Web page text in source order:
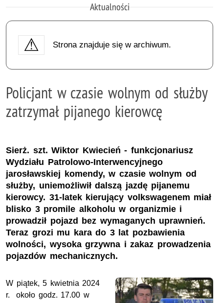
Aktualności
Strona znajduje się w archiwum.
Policjant w czasie wolnym od służby
zatrzymał pijanego kierowcę
Sierż. szt. Wiktor Kwiecień - funkcjonariusz
Wydziału Patrolowo-Interwencyjnego
jarosławskiej komendy, w czasie wolnym od
służby, uniemożliwił dalszą jazdę pijanemu
kierowcy. 31-latek kierujący volkswagenem miał
blisko 3 promile alkoholu w organizmie i
prowadził pojazd bez wymaganych uprawnień.
Teraz grozi mu kara do 3 lat pozbawienia
wolności, wysoka grzywna i zakaz prowadzenia
pojazdów mechanicznych.
W piątek, 5 kwietnia 2024
r. około godz. 17.00 w